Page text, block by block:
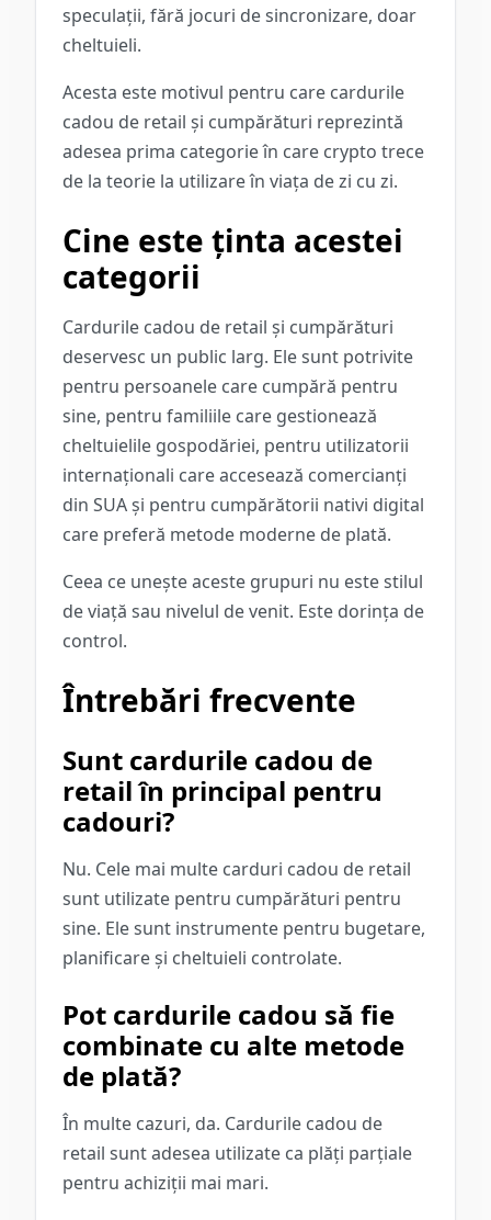
speculații, fără jocuri de sincronizare, doar
cheltuieli.
Acesta este motivul pentru care cardurile
cadou de retail și cumpărături reprezintă
adesea prima categorie în care crypto trece
de la teorie la utilizare în viața de zi cu zi.
Cine este ținta acestei
categorii
Cardurile cadou de retail și cumpărături
deservesc un public larg. Ele sunt potrivite
pentru persoanele care cumpără pentru
sine, pentru familiile care gestionează
cheltuielile gospodăriei, pentru utilizatorii
internaționali care accesează comercianți
din SUA și pentru cumpărătorii nativi digital
care preferă metode moderne de plată.
Ceea ce unește aceste grupuri nu este stilul
de viață sau nivelul de venit. Este dorința de
control.
Întrebări frecvente
Sunt cardurile cadou de
retail în principal pentru
cadouri?
Nu. Cele mai multe carduri cadou de retail
sunt utilizate pentru cumpărături pentru
sine. Ele sunt instrumente pentru bugetare,
planificare și cheltuieli controlate.
Pot cardurile cadou să fie
combinate cu alte metode
de plată?
În multe cazuri, da. Cardurile cadou de
retail sunt adesea utilizate ca plăți parțiale
pentru achiziții mai mari.